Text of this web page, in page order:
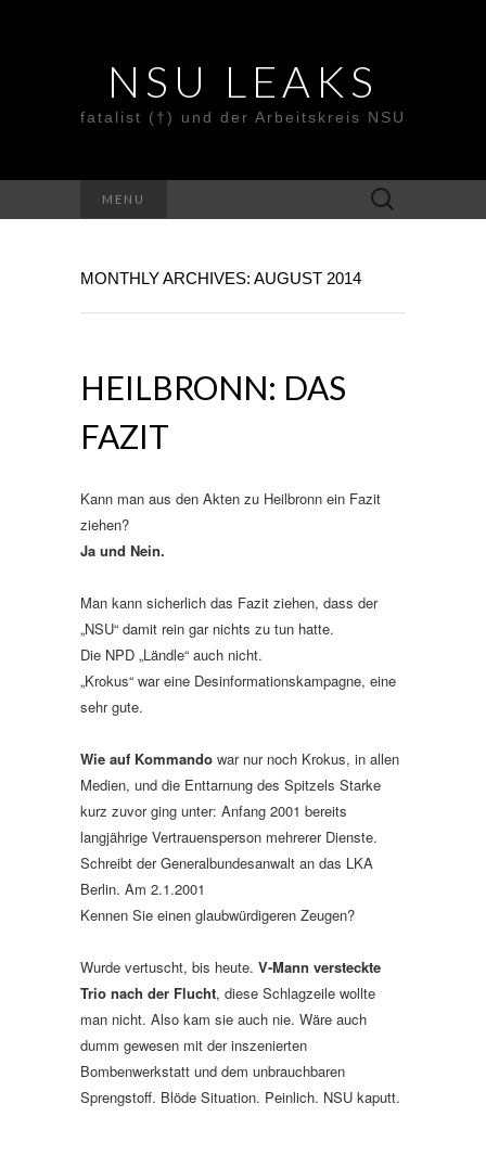
NSU LEAKS
fatalist (†) und der Arbeitskreis NSU
MENU
Suche
nach:
MONTHLY ARCHIVES: AUGUST 2014
HEILBRONN: DAS
FAZIT
Kann man aus den Akten zu Heilbronn ein Fazit
ziehen?
Ja und Nein.
Man kann sicherlich das Fazit ziehen, dass der
„NSU“ damit rein gar nichts zu tun hatte.
Die NPD „Ländle“ auch nicht.
„Krokus“ war eine Desinformationskampagne, eine
sehr gute.
Wie auf Kommando war nur noch Krokus, in allen
Medien, und die Enttarnung des Spitzels Starke
kurz zuvor ging unter: Anfang 2001 bereits
langjährige Vertrauensperson mehrerer Dienste.
Schreibt der Generalbundesanwalt an das LKA
Berlin. Am 2.1.2001
Kennen Sie einen glaubwürdigeren Zeugen?
Wurde vertuscht, bis heute. V-Mann versteckte
Trio nach der Flucht, diese Schlagzeile wollte
man nicht. Also kam sie auch nie. Wäre auch
dumm gewesen mit der inszenierten
Bombenwerkstatt und dem unbrauchbaren
Sprengstoff. Blöde Situation. Peinlich. NSU kaputt.